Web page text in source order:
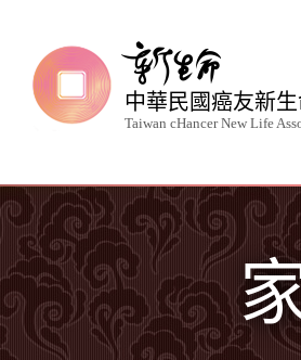
中華民國癌友新
Taiwan cHancer New Life